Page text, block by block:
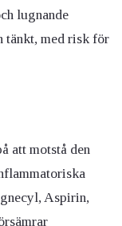
lugnande
tänkt, med risk för
att motstå den
Aspirin,